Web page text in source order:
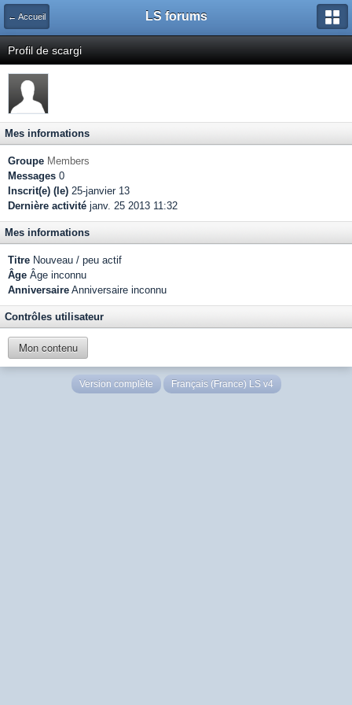
← Accueil LS forums
Profil de scargi
Mes informations
Groupe Members
Messages 0
Inscrit(e) (le) 25-janvier 13
Dernière activité janv. 25 2013 11:32
Mes informations
Titre Nouveau / peu actif
Âge Âge inconnu
Anniversaire Anniversaire inconnu
Contrôles utilisateur
Mon contenu
Version complète Français (France) LS v4